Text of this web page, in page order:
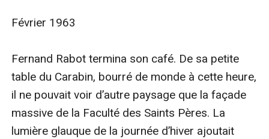
recherches, Joël apprend qu’elle a quitté sa famille
un individu peu recommandable. Lorsqu’il appelle leur
domicile, il tombe sur des policiers. La jeune fille vient
d’être assassinée. Aussitôt traité comme un suspect, il
a les plus grandes peines du monde à se disculper. Son
trouble augmente d’autant plus lorsqu’il est confronté
Février 1963
Fernand Rabot termina son café. De sa petite
table du Carabin, bourré de monde à cette heure,
il ne pouvait voir d’autre paysage que la façade
massive de la Faculté des Saints Pères. La
lumière glauque de la journée d’hiver ajoutait